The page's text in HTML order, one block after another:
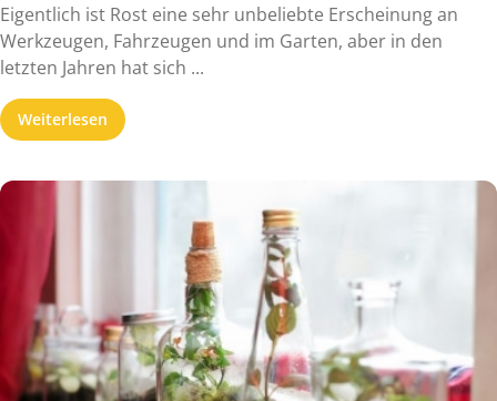
Eigentlich ist Rost eine sehr unbeliebte Erscheinung an
Werkzeugen, Fahrzeugen und im Garten, aber in den
letzten Jahren hat sich ...
Weiterlesen